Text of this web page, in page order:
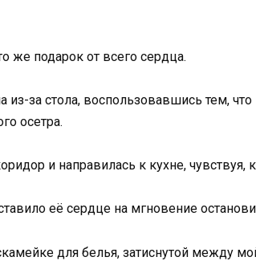
же подарок от всего сердца.
из-за стола, воспользовавшись тем,
осетра.
и направилась к кухне, чувствуя,
её сердце на мгновение
для белья, затиснутой между